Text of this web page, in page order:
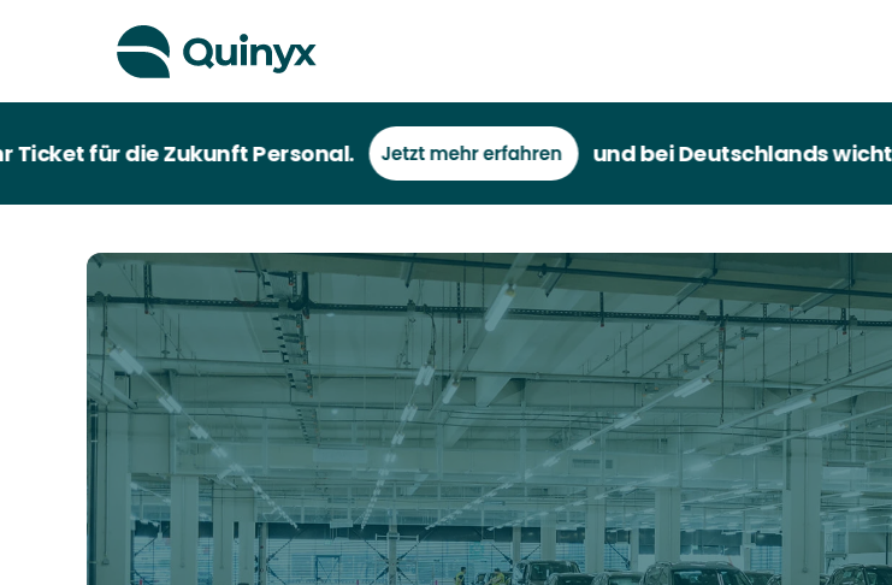
für die Zukunft Personal. und bei Deutschlands wichtigster